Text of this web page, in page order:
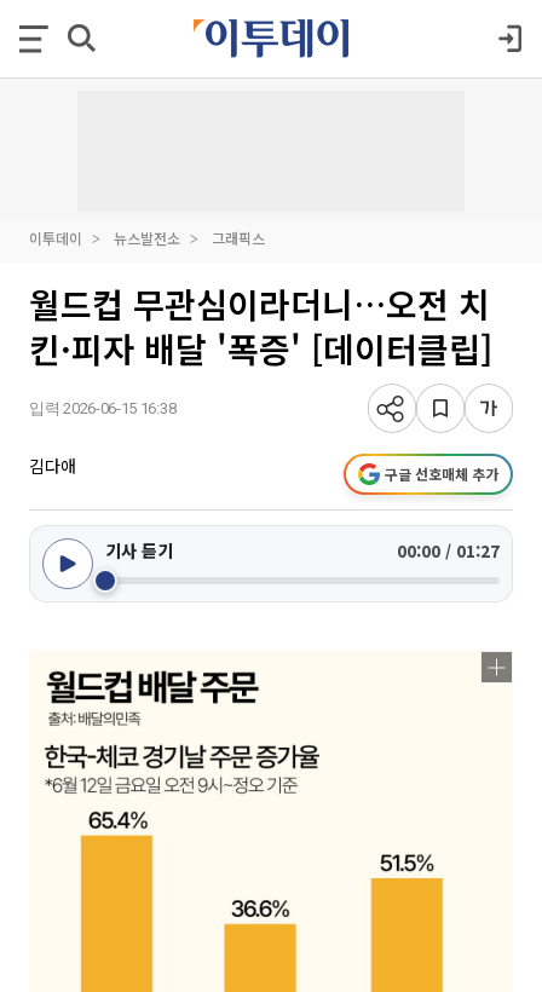
이투데이 뉴스발전소 그래픽스
월드컵 무관심이라더니…오전 치
킨·피자 배달 '폭증' [데이터클립]
입력 2026-06-15 16:38
김다애 구글 선호매체 추가
기사 듣기 00:00 / 01:27